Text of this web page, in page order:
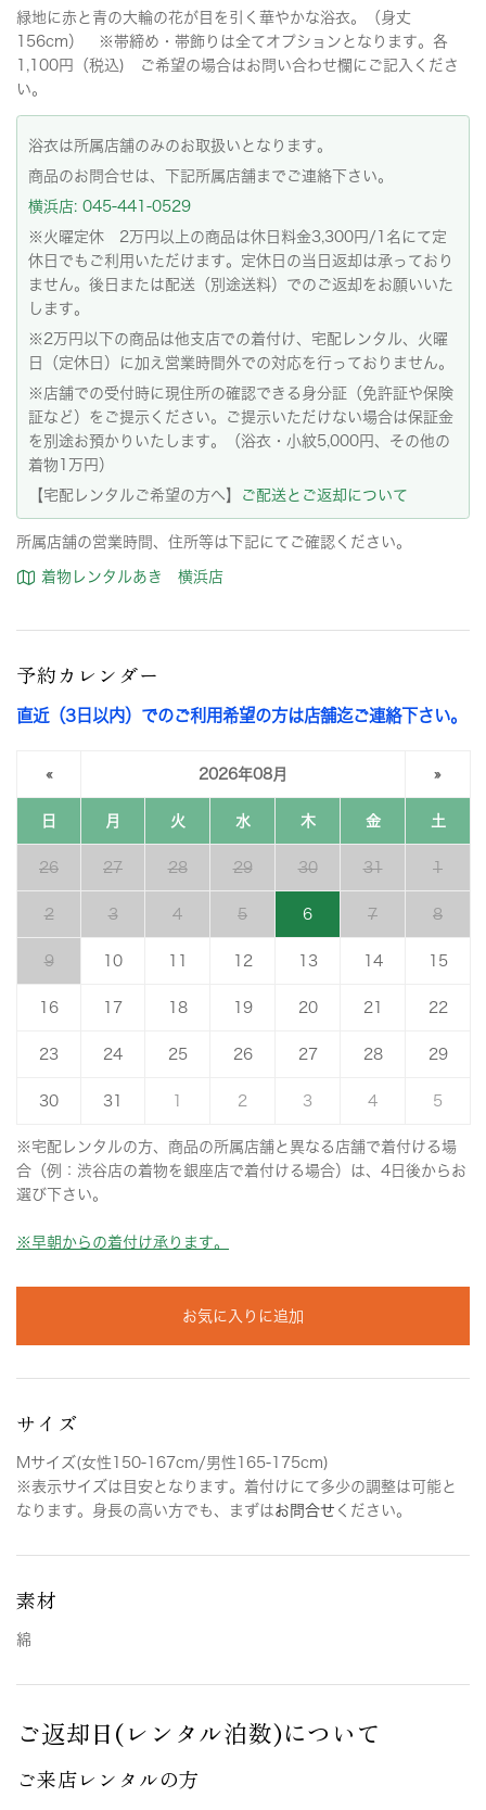
緑地に赤と青の大輪の花が目を引く華やかな浴衣。（身丈
156cm） ※帯締め・帯飾りは全てオプションとなります。各
1,100円（税込) ご希望の場合はお問い合わせ欄にご記入くださ
い。
浴衣は所属店舗のみのお取扱いとなります。
商品のお問合せは、下記所属店舗までご連絡下さい。
横浜店: 045-441-0529
※火曜定休 2万円以上の商品は休日料金3,300円/1名にて定
休日でもご利用いただけます。定休日の当日返却は承っており
ません。後日または配送（別途送料）でのご返却をお願いいた
します。
※2万円以下の商品は他支店での着付け、宅配レンタル、火曜
日（定休日）に加え営業時間外での対応を行っておりません。
※店舗での受付時に現住所の確認できる身分証（免許証や保険
証など）をご提示ください。ご提示いただけない場合は保証金
を別途お預かりいたします。（浴衣・小紋5,000円、その他の
着物1万円）
【宅配レンタルご希望の方へ】
ご配送とご返却について
所属店舗の営業時間、住所等は下記にてご確認ください。
着物レンタルあき 横浜店
予約カレンダー
直近（3日以内）でのご利用希望の方は店舗迄ご連絡下さい。
« 2026年08月 »
日 月 火 水 木 金 土
26 27 28 29 30 31 1
2 3 4 5 6 7 8
9 10 12 13 14 15
16 17 18 19 20 21 22
23 24 25 26 27 28 29
30 31 2 3 4 5
※宅配レンタルの方、商品の所属店舗と異なる店舗で着付ける場
合（例：渋谷店の着物を銀座店で着付ける場合）は、4日後からお
選び下さい。
※早朝からの着付け承ります。
お気に入りに追加
サイズ
Mサイズ(女性150-167cm/男性165-175cm)
※表示サイズは目安となります。着付けにて多少の調整は可能と
なります。身長の高い方でも、まずはお問合せ ください。
素材
綿
ご返却日(レンタル泊数)について
ご来店レンタルの方